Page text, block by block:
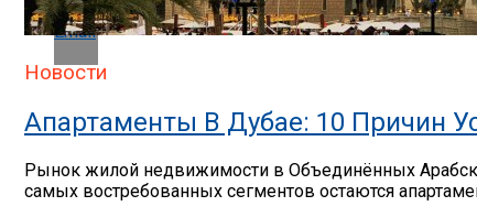
Email
Новости
Апартаменты В Дубае: 10 Причин
Рынок жилой недвижимости в Объединённых
самых востребованных сегментов остаются